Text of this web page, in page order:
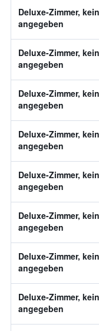
Deluxe-Zimmer,
angegeben
Deluxe-Zimmer,
angegeben
Deluxe-Zimmer,
angegeben
Deluxe-Zimmer,
angegeben
Deluxe-Zimmer,
angegeben
Deluxe-Zimmer,
angegeben
Deluxe-Zimmer,
angegeben
Deluxe-Zimmer,
angegeben